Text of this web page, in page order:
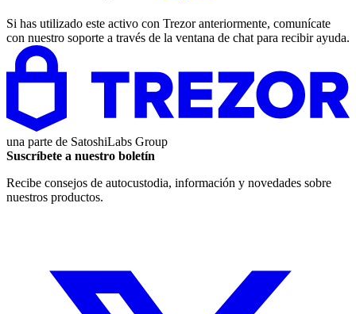
Si has utilizado este activo con Trezor anteriormente, comunícate
con nuestro soporte a través de la ventana de chat para recibir ayuda.
una parte de SatoshiLabs Group
Suscríbete a nuestro boletín
Recibe consejos de autocustodia, información y novedades sobre
nuestros productos.